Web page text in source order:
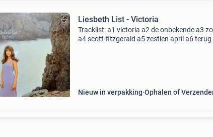
Liesbeth List - Victoria
Tracklist: a1 victoria a2 de onbekende a3
a4 scott-fitzgerald a5 zestien april a6 terug
Nieuw in verpakking Ophalen of